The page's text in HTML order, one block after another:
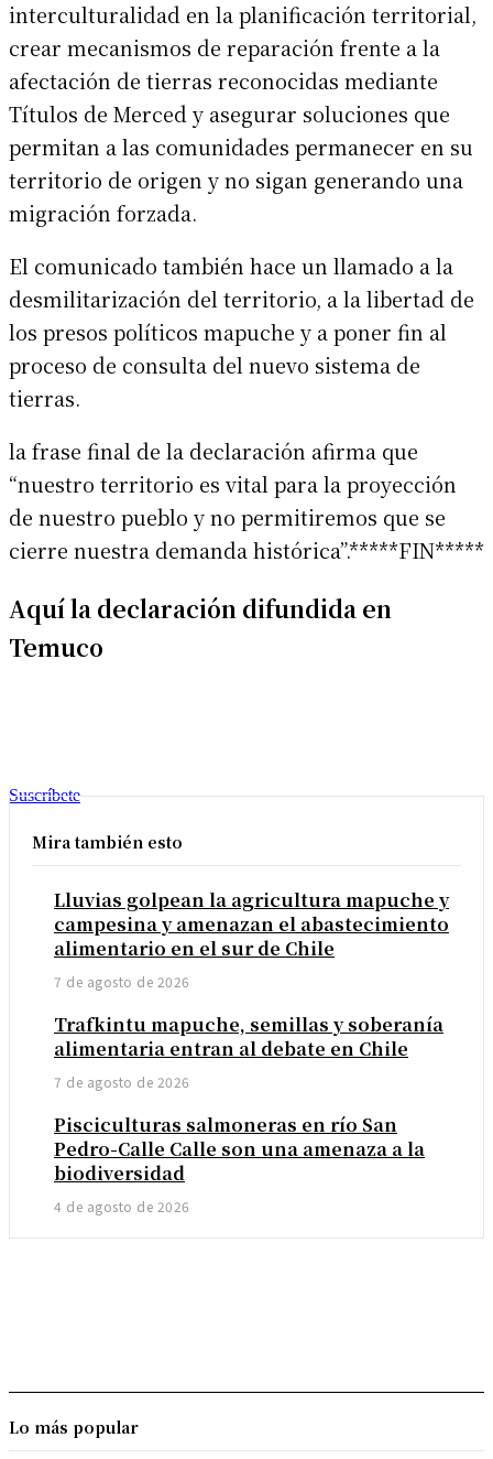
interculturalidad en la planificación territorial,
crear mecanismos de reparación frente a la
afectación de tierras reconocidas mediante
Títulos de Merced y asegurar soluciones que
permitan a las comunidades permanecer en su
territorio de origen y no sigan generando una
migración forzada.
El comunicado también hace un llamado a la
desmilitarización del territorio, a la libertad de
los presos políticos mapuche y a poner fin al
proceso de consulta del nuevo sistema de
tierras.
la frase final de la declaración afirma que
“nuestro territorio es vital para la proyección
de nuestro pueblo y no permitiremos que se
cierre nuestra demanda histórica”.*****FIN*****
Aquí la declaración difundida en
Temuco
Suscríbete
Mira también esto
Lluvias golpean la agricultura mapuche y
campesina y amenazan el abastecimiento
alimentario en el sur de Chile
7 de agosto de 2026
Trafkintu mapuche, semillas y soberanía
alimentaria entran al debate en Chile
7 de agosto de 2026
Pisciculturas salmoneras en río San
Pedro-Calle Calle son una amenaza a la
biodiversidad
4 de agosto de 2026
Lo más popular